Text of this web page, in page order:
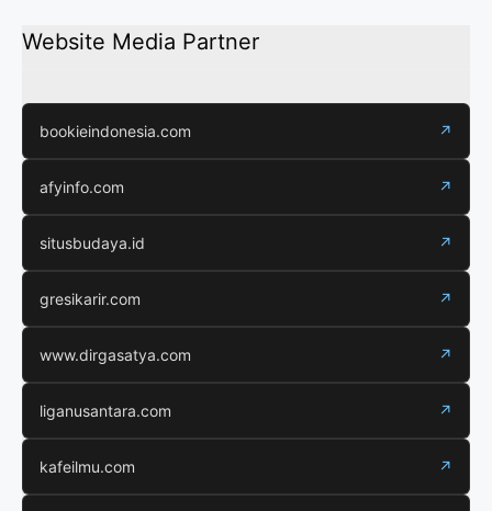
Website Media Partner
bookieindonesia.com ↗
afyinfo.com ↗
situsbudaya.id ↗
gresikarir.com ↗
www.dirgasatya.com ↗
liganusantara.com ↗
kafeilmu.com ↗